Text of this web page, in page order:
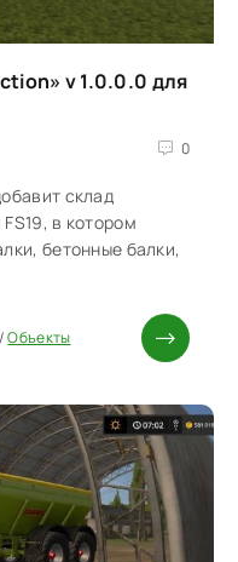
v 1.0.0.0 для
0
склад
в котором
бетонные балки,
/Объекты